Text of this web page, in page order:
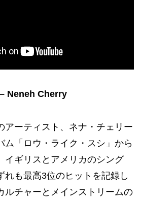
Neneh Cherry
アーティスト、ネナ・チェリー
ム「ロウ・ライク・スシ」から
イギリスとアメリカのシング
れも最高3位のヒットを記録し
ルチャーとメインストリームの